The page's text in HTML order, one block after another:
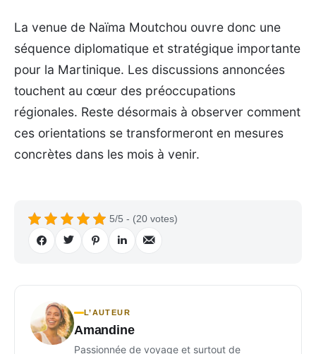
La venue de Naïma Moutchou ouvre donc une
séquence diplomatique et stratégique importante
pour la Martinique. Les discussions annoncées
touchent au cœur des préoccupations
régionales. Reste désormais à observer comment
ces orientations se transformeront en mesures
concrètes dans les mois à venir.
5/5 - (20 votes)
L’AUTEUR
Amandine
Passionnée de voyage et surtout de